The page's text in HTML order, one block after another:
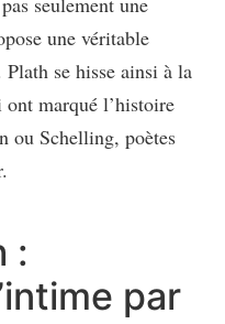
une véritable
Plath se hisse ainsi à la
ont marqué l’histoire
ou Schelling, poètes
:
par